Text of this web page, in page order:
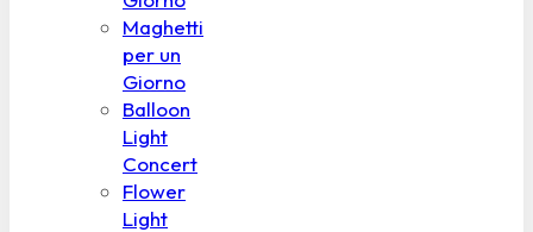
Maghetti
per un
Giorno
Balloon
Light
Concert
Flower
Light